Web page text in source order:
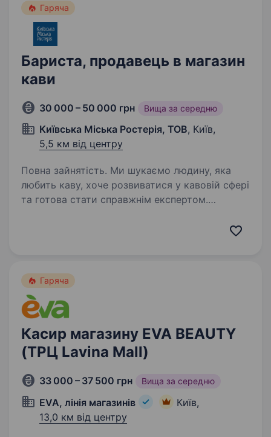
Гаряча
Бариста, продавець в магазин
кави
30 000 – 50 000 грн Вища за середню
Київська Міська Ростерія, ТОВ, Київ,
5,5 км від центру
Повна зайнятість. Ми шукаємо людину, яка
любить каву, хоче розвиватися у кавовій сфері
та готова стати справжнім експертом.
консультувати покупців щодо вибору кави;
Гаряча
Касир магазину EVA BEAUTY
(ТРЦ Lavina Mall)
33 000 – 37 500 грн Вища за середню
EVA, лінія магазинів
Київ,
13,0 км від центру